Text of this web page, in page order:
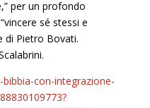
per un profondo
sé stessi e
di Pietro Bovati.
con-integrazione-